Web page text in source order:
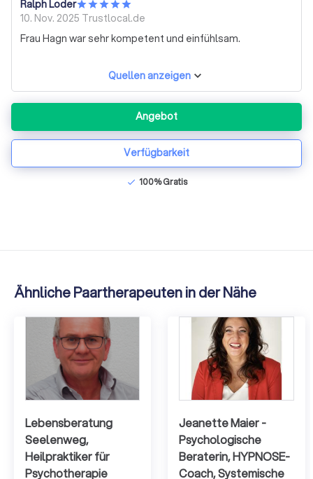
Ralph Loder
10. Nov. 2025 Trustlocal.de
Frau Hagn war sehr kompetent und einfühlsam.
Quellen anzeigen
Angebot
Verfügbarkeit
check 100% Gratis
Ähnliche Paartherapeuten in der Nähe
Lebensberatung
Seelenweg,
Heilpraktiker für
Psychotherapie
Jeanette Maier -
Psychologische
Beraterin, HYPNOSE-
Coach, Systemische